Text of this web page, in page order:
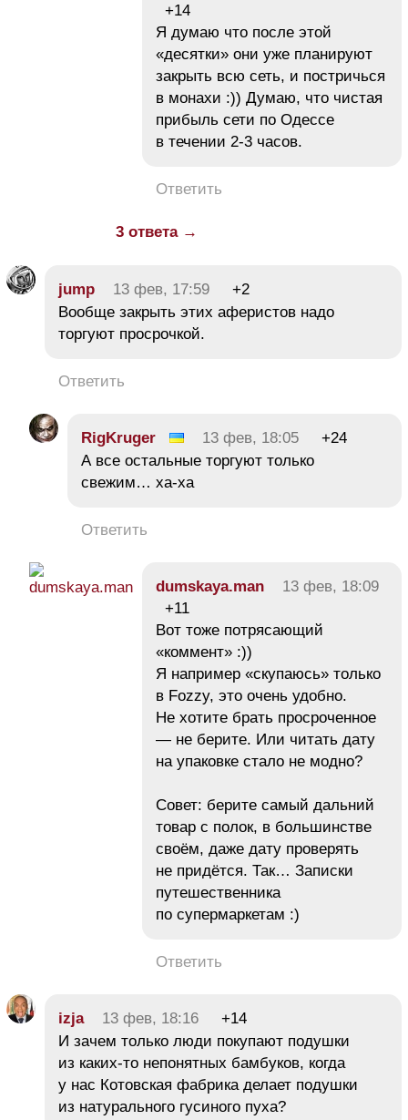
+14
Я думаю что после этой
«десятки» они уже планируют
закрыть всю сеть, и постричься
в монахи :)) Думаю, что чистая
прибыль сети по Одессе
в течении 2-3 часов.
Ответить
3 ответа →
jump 13 фев, 17:59
+2
Вообще закрыть этих аферистов надо
торгуют просрочкой.
Ответить
RigKruger 13 фев, 18:05
+24
А все остальные торгуют только
свежим… ха-ха
Ответить
dumskaya.man
13 фев, 18:09
+11
Вот тоже потрясающий
«коммент» :))
Я например «скупаюсь» только
в Fozzy, это очень удобно.
Не хотите брать просроченное
— не берите. Или читать дату
на упаковке стало не модно?
Совет: берите самый дальний
товар с полок, в большинстве
своём, даже дату проверять
не придётся. Так… Записки
путешественника
по супермаркетам :)
Ответить
izja 13 фев, 18:16
+14
И зачем только люди покупают подушки
из каких-то непонятных бамбуков, когда
у нас Котовская фабрика делает подушки
из натурального гусиного пуха?